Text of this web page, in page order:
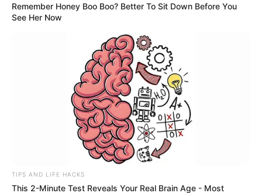
Remember Honey Boo Boo? Better To Sit Down Before You
See Her Now
TIPS AND LIFE HACKS
This 2-Minute Test Reveals Your Real Brain Age - Most